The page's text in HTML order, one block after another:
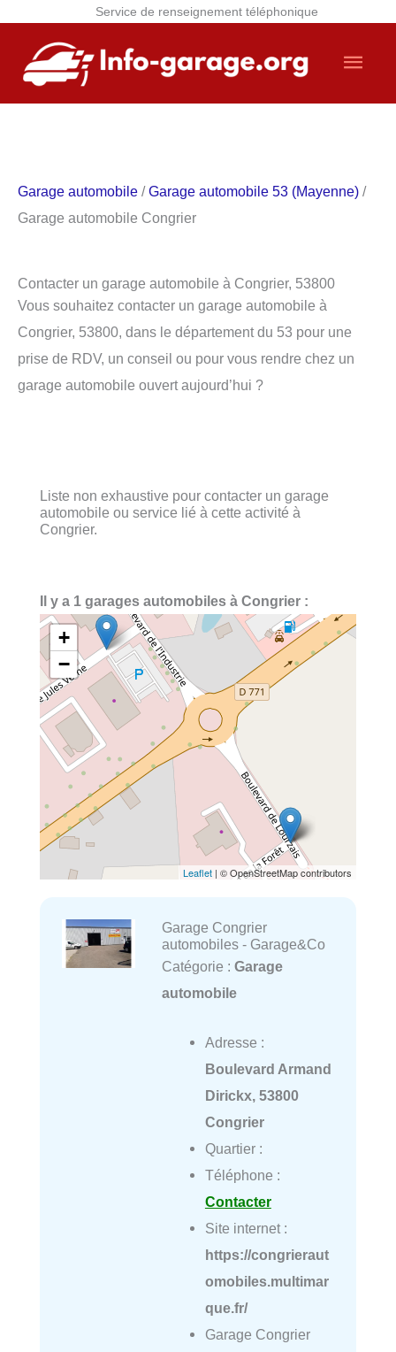
Service de renseignement téléphonique
contenu
Garage automobile /Garage automobile 53 (Mayenne) /
Garage automobile Congrier
Contacter un garage automobile à Congrier, 53800
Vous souhaitez contacter un garage automobile à
Congrier, 53800, dans le département du 53 pour une
prise de RDV, un conseil ou pour vous rendre chez un
garage automobile ouvert aujourd’hui ?
Liste non exhaustive pour contacter un garage
automobile ou service lié à cette activité à
Congrier.
Il y a 1 garages automobiles à Congrier :
+
−
Leaflet | © OpenStreetMap contributors
Garage Congrier
automobiles - Garage&Co
Catégorie : Garage
automobile
Adresse :
Boulevard Armand
Dirickx, 53800
Congrier
Quartier :
Téléphone :
Contacter
Site internet :
https://congrieraut
omobiles.multimar
que.fr/
Garage Congrier